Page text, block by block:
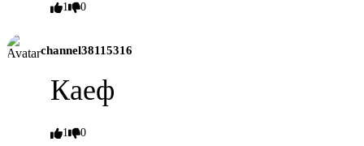
1 0
channel38115316
Каеф
1 0